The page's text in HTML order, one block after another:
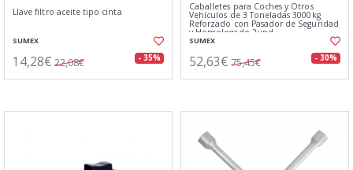
Llave filtro aceite tipo cinta
SUMEX
14,28€ 22,08€ - 35%
Caballetes para Coches y Otros
Vehículos de 3 Toneladas 3000kg
Reforzado con Pasador de Seguridad
y Homologado 2und
SUMEX
52,63€ 75,45€ - 30%